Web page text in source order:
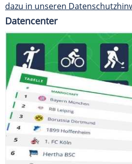
dazu in unseren
Datencenter